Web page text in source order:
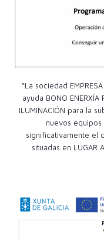
“La sociedad
ayuda BONO
ILUMINACIÓN para la
nuevos
significativamente el
situadas en LUGAR